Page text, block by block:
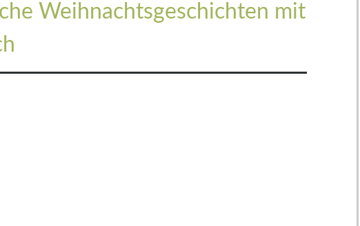
Weihnachtsgeschichten mit